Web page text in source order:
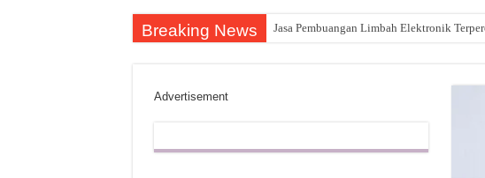
Breaking News Jasa Pembuangan Limbah Elektronik
Advertisement